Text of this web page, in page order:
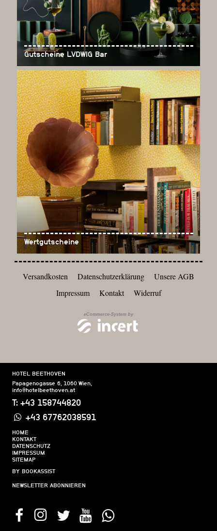
HOTEL BEETHOVEN
Papagenogasse 6, 1060 Wien,
info@hotelbeethoven.at
T: +43 158744820
+43 67762038591
HOME
KONTAKT
DATENSCHUTZ
IMPRESSUM
SITEMAP
BY BOOKASSIST
NEWSLETTER ABONNIEREN